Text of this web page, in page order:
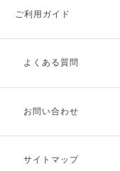
ご利用ガイド
ご利用ガイドトップ
お支払方法
キャンセル・返品・交換
よくある質問
お問い合わせ
サイトマップ